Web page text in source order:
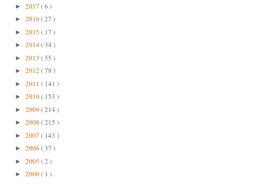
► 2017 ( 6 )
► 2016 ( 27 )
► 2015 ( 17 )
► 2014( 34 )
► 2013 ( 55 )
► 2012 ( 78 )
► 2011 ( 141 )
► 2010( 153 )
► 2009 ( 214 )
► 2008 ( 215 )
► 2007 ( 143 )
► 2006 ( 37 )
► 2005 ( 2 )
► 2000( 1 )